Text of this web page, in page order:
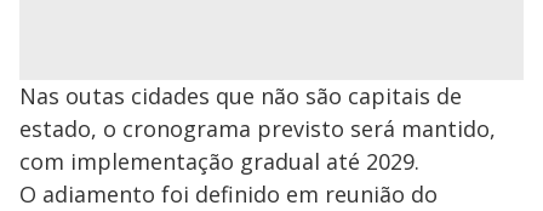
Nas outas cidades que não são capitais de
estado, o cronograma previsto será mantido,
com implementação gradual até 2029.
O adiamento foi definido em reunião do